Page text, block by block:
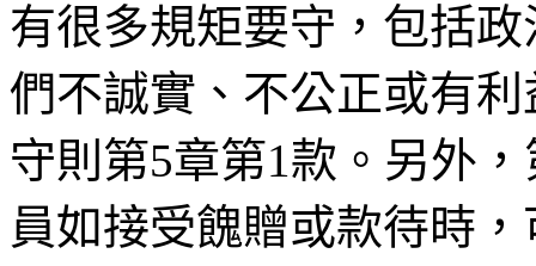
有很多規矩要守，包括
們不誠實、不公正或有
守則第5章第1款。另外
員如接受餽贈或款待時